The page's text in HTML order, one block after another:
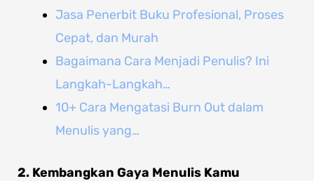
Jasa Penerbit Buku Profesional, Proses
Cepat, dan Murah
Bagaimana Cara Menjadi Penulis? Ini
Langkah-Langkah…
10+ Cara Mengatasi Burn Out dalam
Menulis yang…
2. Kembangkan Gaya Menulis Kamu